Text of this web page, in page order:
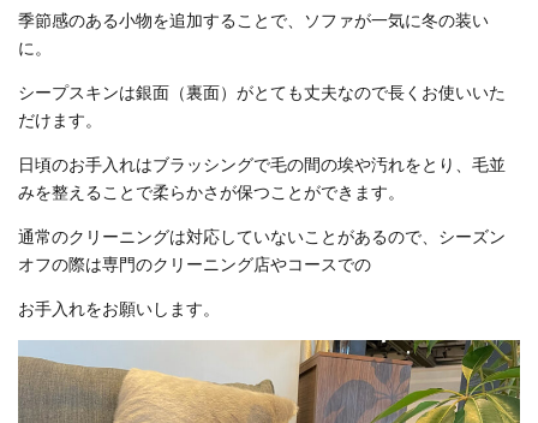
季節感のある小物を追加することで、ソファが一気に冬の装い
に。
シープスキンは銀面（裏面）がとても丈夫なので長くお使いいた
だけます。
日頃のお手入れはブラッシングで毛の間の埃や汚れをとり、毛並
みを整えることで柔らかさが保つことができます。
通常のクリーニングは対応していないことがあるので、シーズン
オフの際は専門のクリーニング店やコースでの
お手入れをお願いします。